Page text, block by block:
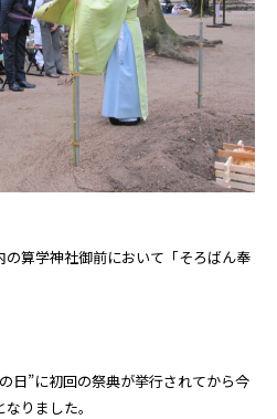
算学神社御前において「そろばん奉
日”に初回の祭典が挙行されてから今
りました。